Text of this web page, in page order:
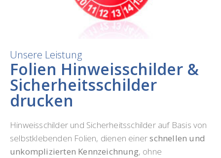
Unsere Leistung
Folien Hinweisschilder &
Sicherheitsschilder
drucken
Hinweisschilder und Sicherheitsschilder auf Basis von
selbstklebenden Folien, dienen einerschnellen und
unkomplizierten Kennzeichnung, ohne